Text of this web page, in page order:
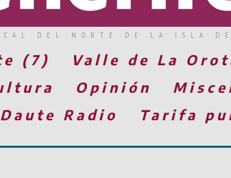
DEL NORTE DE LA ISLA
(7) Valle de La
Opinión
Radio
Tarifa